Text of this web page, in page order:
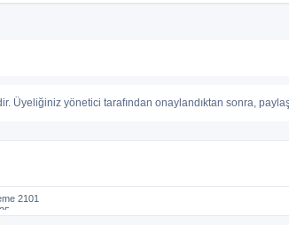
Üyeliğiniz yönetici tarafından onaylandıktan sonra,
2101